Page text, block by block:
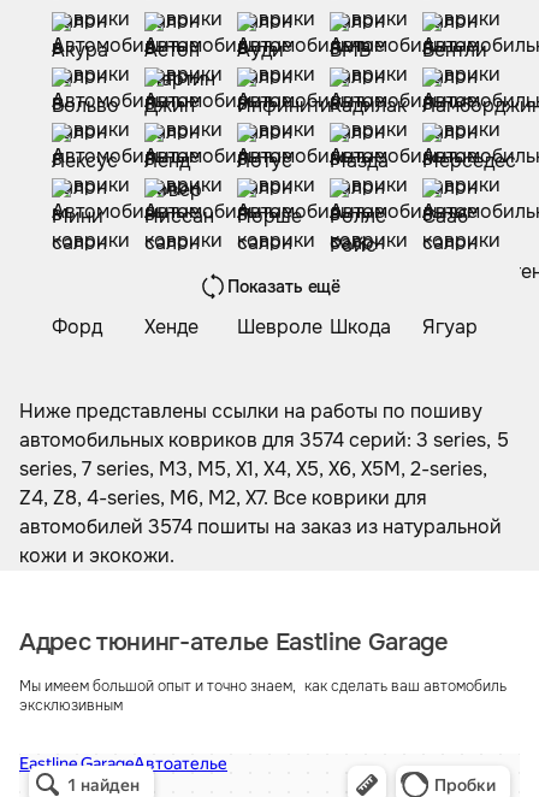
Показать ещё
Ниже представлены ссылки на работы по пошиву
автомобильных ковриков для 3574 серий: 3 series, 5
series, 7 series, M3, M5, X1, X4, X5, X6, X5M, 2-series,
Z4, Z8, 4-series, M6, M2, X7. Все коврики для
автомобилей 3574 пошиты на заказ из натуральной
кожи и экокожи.
Адрес тюнинг-ателье Eastline Garage
Мы имеем большой опыт и точно знаем, как сделать ваш автомобиль
эксклюзивным